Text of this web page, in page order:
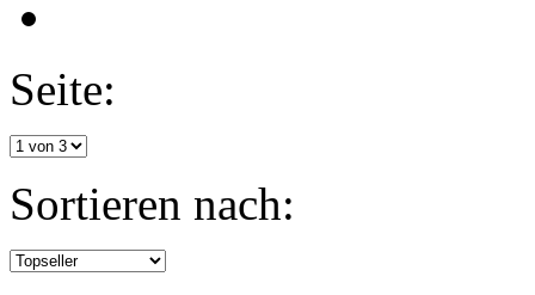
Seite:
Sortieren nach: